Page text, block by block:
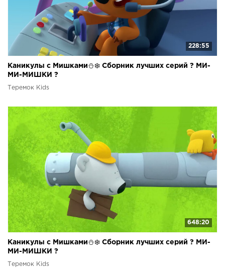
228:55
Каникулы с Мишками⛄❄️ Сборник лучших серий ? МИ-
МИ-МИШКИ ?
Теремок Kids
648:20
Каникулы с Мишками⛄❄️ Сборник лучших серий ? МИ-
МИ-МИШКИ ?
Теремок Kids